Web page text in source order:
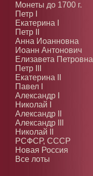
Монеты до 1700 г.
Петр I
Екатерина I
Петр II
Анна Иоанновна
Иоанн Антонович
Елизавета Петровна
Петр III
Екатерина II
Павел I
Александр I
Николай I
Александр II
Александр III
Николай II
РСФСР, СССР
Новая Россия
Все лоты